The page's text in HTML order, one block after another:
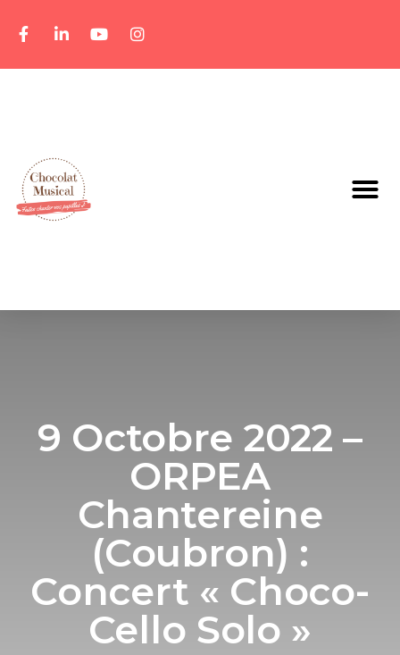
9 Octobre 2022 –
ORPEA
Chantereine
(Coubron) :
Concert « Choco-
Cello Solo »